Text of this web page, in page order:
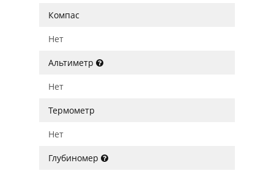
Компас
Нет
Альтиметр
Нет
Термометр
Нет
Глубиномер